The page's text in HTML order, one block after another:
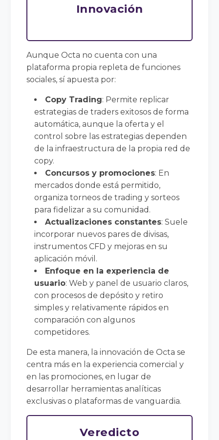
Innovación
Aunque Octa no cuenta con una
plataforma propia repleta de funciones
sociales, sí apuesta por:
Copy Trading: Permite replicar
estrategias de traders exitosos de forma
automática, aunque la oferta y el
control sobre las estrategias dependen
de la infraestructura de la propia red de
copy.
Concursos y promociones: En
mercados donde está permitido,
organiza torneos de trading y sorteos
para fidelizar a su comunidad.
Actualizaciones constantes: Suele
incorporar nuevos pares de divisas,
instrumentos CFD y mejoras en su
aplicación móvil.
Enfoque en la experiencia de
usuario: Web y panel de usuario claros,
con procesos de depósito y retiro
simples y relativamente rápidos en
comparación con algunos
competidores.
De esta manera, la innovación de Octa se
centra más en la experiencia comercial y
en las promociones, en lugar de
desarrollar herramientas analíticas
exclusivas o plataformas de vanguardia.
Veredicto